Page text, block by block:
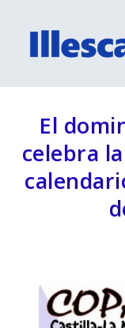
El
celebra